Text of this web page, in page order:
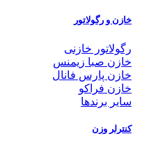
خازن و رگولاتور
رگولاتور خازنی
خازن صبا زیمنس
خازن پارس فانال
خازن فراکو
سایر برندها
کنترلر وزن